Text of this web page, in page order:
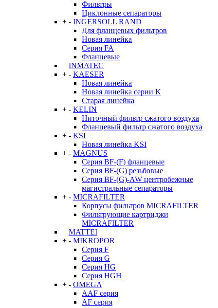
Фильтры
Циклонные сепараторы
+ - INGERSOLL RAND
Для фланцевых фильтров
Новая линейка
Серия FA
Фланцевые
INMATEC
+ - KAESER
Новая линейка
Новая линейка серии K
Старая линейка
+ - KELIN
Ниточный фильтр сжатого воздуха
Фланцевый фильтр сжатого воздуха
+ - KSI
Новая линейка KSI
+ - MAGNUS
Серия BF-(F) фланцевые
Серия BF-(G) резьбовые
Серия BF-(G)-AW центробежные
магистральные сепараторы
+ - MICRAFILTER
Корпусы фильтров MICRAFILTER
Фильтрующие картриджи
MICRAFILTER
MATTEI
+ - MIKROPOR
Серия F
Серия G
Серия HG
Серия HGH
+ - OMEGA
AAF серия
AF серия